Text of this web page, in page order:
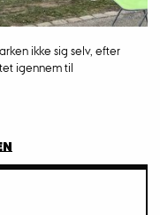
ikke sig selv, efter
igennem til